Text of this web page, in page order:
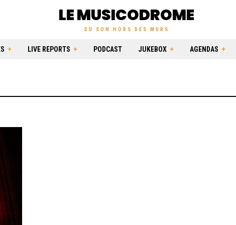
LE MUSICODROME
DU SON HORS DES MURS
LIVE REPORTS PODCAST JUKEBOX AGENDAS